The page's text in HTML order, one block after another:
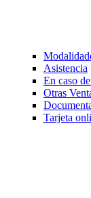
Asistencia
En caso
Otras
Tarjeta